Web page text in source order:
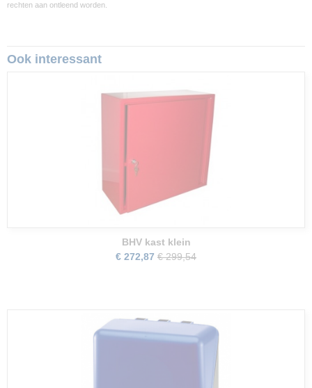
rechten aan ontleend worden.
Ook interessant
BHV kast klein
€ 272,87 € 299,54